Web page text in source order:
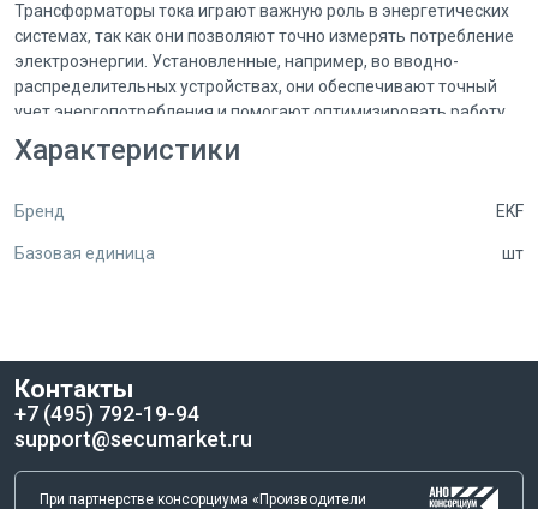
Трансформаторы тока играют важную роль в энергетических
системах, так как они позволяют точно измерять потребление
электроэнергии. Установленные, например, во вводно-
распределительных устройствах, они обеспечивают точный
учет энергопотребления и помогают оптимизировать работу
электрооборудования.
высокой точностью измерений и надежностью в работе.
которых он изготовлен, этот трансформатор тока
Кроме того, ТТЕ-100-800/5А класс точности 0,5 EKF PROxima
легко устанавливается и обслуживается, что делает его
удобным в использовании. Он имеет компактные размеры и
надежное крепление, что обеспечивает простоту монтажа в
Характеристики
Бренд EKF
Базовая единица шт
Контакты
+7 (495) 792-19-94
support@secumarket.ru
При партнерстве консорциума «Производители